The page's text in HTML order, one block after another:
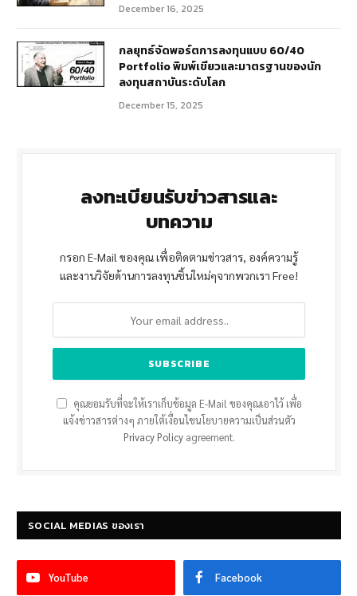
December 16, 2025
กลยุทธ์จัดพอร์ตการลงทุนแบบ 60/40
Portfolio พิมพ์เขียวและมาตรฐานของนัก
ลงทุนสถาบันระดับโลก
December 15, 2025
ลงทะเบียนรับข่าวสารและ
บทความ
กรอก E-Mail ของคุณ เพื่อติดตามข่าวสาร, องค์ความรู้
และงานวิจัยด้านการลงทุนชิ้นใหม่ๆจากพวกเรา Free!
คุณยอมรับที่จะให้เราเก็บข้อมูล E-Mail ของคุณเอาไว้ เพื่อ
แจ้งข่าวสารต่างๆ ภายใต้เงื่อนไขนโยบายความเป็นส่วนตัว
Privacy Policyagreement.
SOCIAL MEDIAS ของเรา
YouTube Facebook